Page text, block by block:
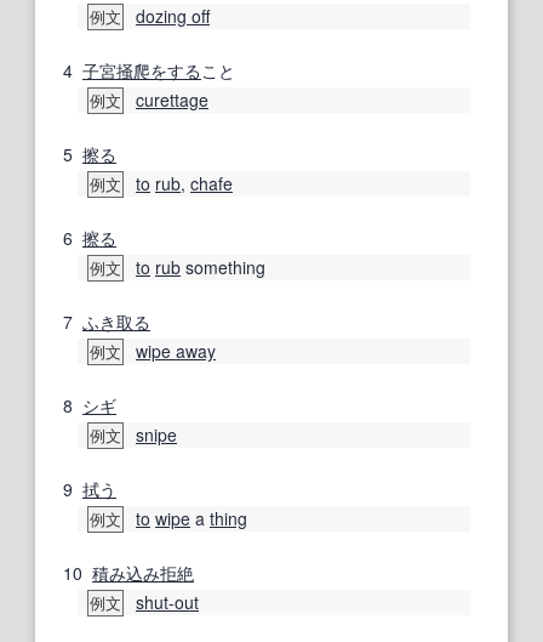
例文 dozing off
4 子宮掻爬をする こと
例文 curettage
5 擦る
例文 to rub, chafe
6 擦る
例文 to rub something
7 ふき取る
例文 wipe away
8 シギ
例文 snipe
9 拭う
例文 to wipe a thing
10 積み込み拒絶
例文 shut-out